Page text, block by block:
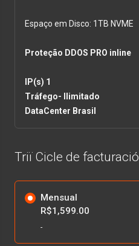
Espaço em Disco: 1TB NVME
Proteção DDOS PRO inline
IP(s) 1
Tráfego- Ilimitado
DataCenter Brasil
Triï Cicle de facturació
Mensual
R$1,599.00
-